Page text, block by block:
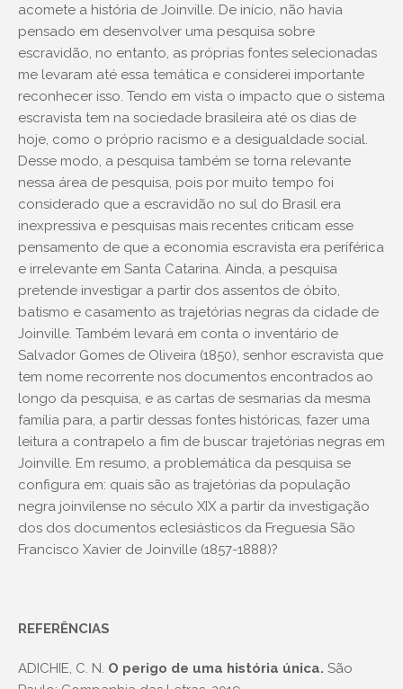
acomete a história de Joinville. De início, não havia
pensado em desenvolver uma pesquisa sobre
escravidão, no entanto, as próprias fontes selecionadas
me levaram até essa temática e considerei importante
reconhecer isso. Tendo em vista o impacto que o sistema
escravista tem na sociedade brasileira até os dias de
hoje, como o próprio racismo e a desigualdade social.
Desse modo, a pesquisa também se torna relevante
nessa área de pesquisa, pois por muito tempo foi
considerado que a escravidão no sul do Brasil era
inexpressiva e pesquisas mais recentes criticam esse
pensamento de que a economia escravista era períférica
e irrelevante em Santa Catarina. Ainda, a pesquisa
pretende investigar a partir dos assentos de óbito,
batismo e casamento as trajetórias negras da cidade de
Joinville. Também levará em conta o inventário de
Salvador Gomes de Oliveira (1850), senhor escravista que
tem nome recorrente nos documentos encontrados ao
longo da pesquisa, e as cartas de sesmarias da mesma
família para, a partir dessas fontes históricas, fazer uma
leitura a contrapelo a fim de buscar trajetórias negras em
Joinville. Em resumo, a problemática da pesquisa se
configura em: quais são as trajetórias da população
negra joinvilense no século XIX a partir da investigação
dos dos documentos eclesiásticos da Freguesia São
Francisco Xavier de Joinville (1857-1888)?
REFERÊNCIAS
ADICHIE, C. N. O perigo de uma história única. São